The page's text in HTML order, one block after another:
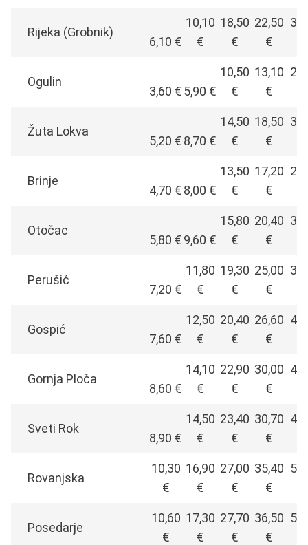
Rijeka (Grobnik)
6,10 €
10,10
€
18,50
€
22,50
€
Ogulin
3,60 €5,90 €
10,50
€
13,10
€
Žuta Lokva
5,20 €8,70 €
14,50
€
18,50
€
Brinje
4,70 €8,00 €
13,50
€
17,20
€
Otočac
5,80 €9,60 €
15,80
€
20,40
€
Perušić
7,20 €
11,80
€
19,30
€
25,00
€
Gospić
7,60 €
12,50
€
20,40
€
26,60
€
Gornja Ploča
8,60 €
14,10
€
22,90
€
30,00
€
Sveti Rok
8,90 €
14,50
€
23,40
€
30,70
€
Rovanjska
10,30
€
16,90
€
27,00
€
35,40
€
Posedarje
10,60
€
17,30
€
27,70
€
36,50
€